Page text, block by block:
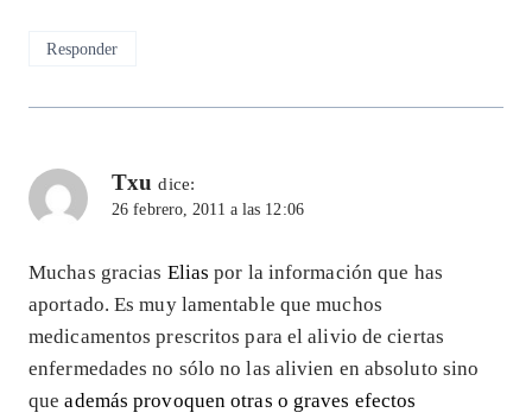
Responder
Txu dice:
26 febrero, 2011 a las 12:06
Muchas gracias Eliaspor la información que has
aportado. Es muy lamentable que muchos
medicamentos prescritos para el alivio de ciertas
enfermedades no sólo no las alivien en absoluto sino
queademás provoquen otras o graves efectos